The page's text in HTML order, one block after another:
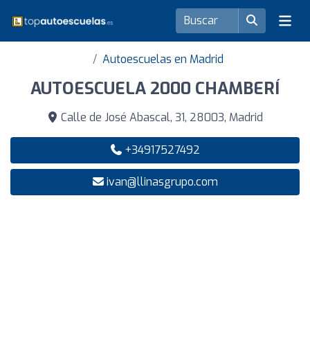
Autoescuelas en Madrid
AUTOESCUELA 2000 CHAMBERÍ
Calle de José Abascal, 31, 28003, Madrid
+34917527492
ivan@llinasgrupo.com